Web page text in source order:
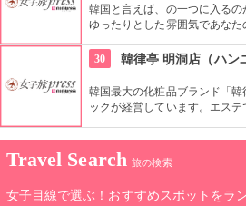
韓国と言えば、の一つに入る
ゆったりとした雰囲気であなた
30
韓律亭 明洞店（ハン
韓国最大の化粧品ブランド「
ックが経営しています。エステ
す。
Travel Search 旅の検索
女子目線で選ぶ！おすすめスポットをラ